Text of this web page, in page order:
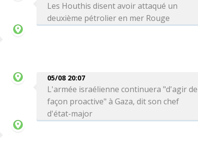
Les Houthis disent avoir attaqué un
deuxième pétrolier en mer Rouge
05/08 20:07
L'armée israélienne continuera "d'agir de
façon proactive" à Gaza, dit son chef
d'état-major